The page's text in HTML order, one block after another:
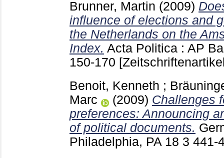
Brunner, Martin (2009)
influence of elections and
the Netherlands on the
Index. Acta Politica : AP
150-170
Benoit, Kenneth ;
Marc
(2009) Challenges
preferences: Announcing
of political documents.
Philadelphia, PA 18 3 441-